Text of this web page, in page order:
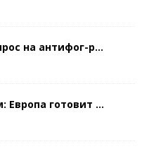
на антифог-р...
готовит ...